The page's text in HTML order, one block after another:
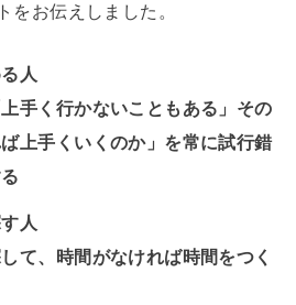
をお伝えしました。
人
手く行かないこともある」その
上手くいくのか」を常に試行錯
人
て、時間がなければ時間をつく